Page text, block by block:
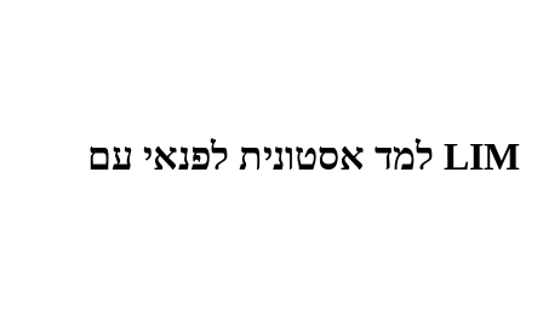
למד אסטונית לפנאי עם LIM